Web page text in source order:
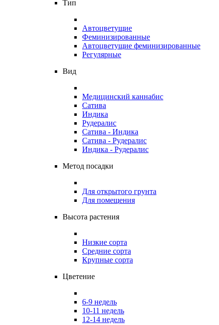
Тип
Автоцветущие
Феминизированные
Автоцветущие феминизированные
Регулярные
Вид
Медицинский каннабис
Сатива
Индика
Рудералис
Сатива - Индика
Сатива - Рудералис
Индика - Рудералис
Метод посадки
Для открытого грунта
Для помещения
Высота растения
Низкие сорта
Средние сорта
Крупные сорта
Цветение
6-9 недель
10-11 недель
12-14 недель